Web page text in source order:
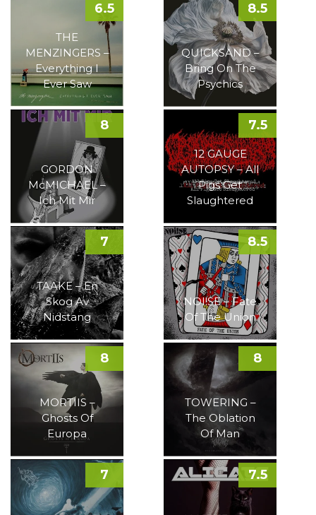
THE
MENZINGERS –
Everything I
Ever Saw
6.5
QUICKSAND –
Bring On The
Psychics
8.5
GORDON
McMICHAEL –
Ich Mit Mir
8
12 GAUGE
AUTOPSY – All
Pigs Get
Slaughtered
7.5
TAAKE – En
Skog Av
Nidstang
7
NOI!SE – Fate
Of The Union
8.5
MORTIIS –
Ghosts Of
Europa
8
TOWERING –
The Oblation
Of Man
8
7 7.5